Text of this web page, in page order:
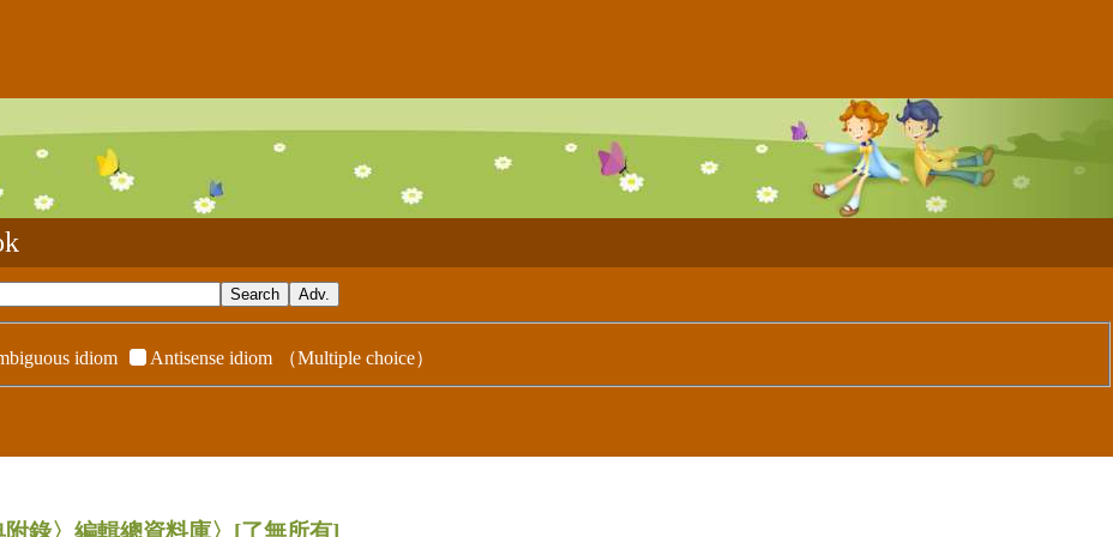
idiom Antisense idiom （Multiple choice）
錄〉編輯總資料庫〉 [了無所有]